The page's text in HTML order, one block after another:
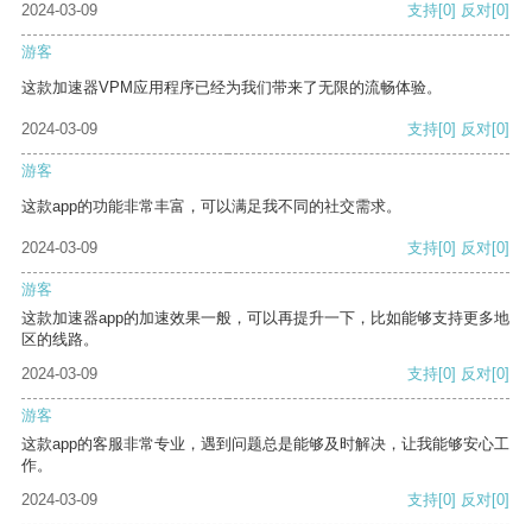
2024-03-09 支持[0] 反对[0]
游客
这款加速器VPM应用程序已经为我们带来了无限的流畅体验。
2024-03-09 支持[0] 反对[0]
游客
这款app的功能非常丰富，可以满足我不同的社交需求。
2024-03-09 支持[0] 反对[0]
游客
这款加速器app的加速效果一般，可以再提升一下，比如能够支持更多地
区的线路。
2024-03-09
支持[0] 反对[0]
游客
这款app的客服非常专业，遇到问题总是能够及时解决，让我能够安心工
作。
2024-03-09
支持[0] 反对[0]